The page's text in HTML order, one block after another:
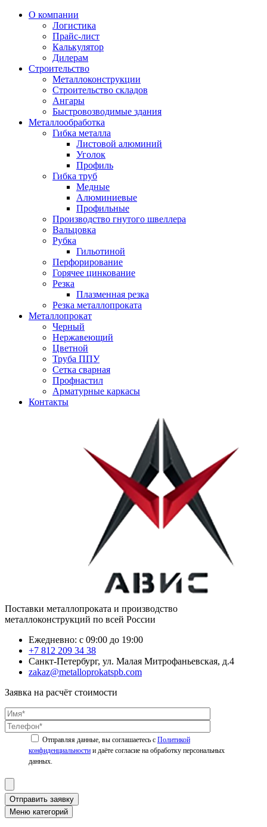
О компании
Логистика
Прайс-лист
Калькулятор
Дилерам
Строительство
Металлоконструкции
Строительство складов
Ангары
Быстровозводимые здания
Металлообработка
Гибка металла
Листовой алюминий
Уголок
Профиль
Гибка труб
Медные
Алюминиевые
Профильные
Производство гнутого швеллера
Вальцовка
Рубка
Гильотиной
Перфорирование
Горячее цинкование
Резка
Плазменная резка
Резка металлопроката
Металлопрокат
Черный
Нержавеющий
Цветной
Труба ППУ
Сетка сварная
Профнастил
Арматурные каркасы
Контакты
Поставки металлопроката и производство
металлоконструкций по всей России
Ежедневно: с 09:00 до 19:00
+7 812 209 34 38
Санкт-Петербург, ул. Малая Митрофаньевская, д.4
zakaz@metalloprokatspb.com
Заявка на расчёт стоимости
Политикой
конфиденциальности
Отправить заявку
Меню категорий